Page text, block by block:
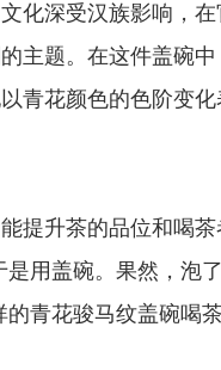
化深受汉族影响，
主题。在这件盖碗
青花颜色的色阶变
升茶的品位和喝茶
用盖碗。果然，泡
青花骏马纹盖碗喝